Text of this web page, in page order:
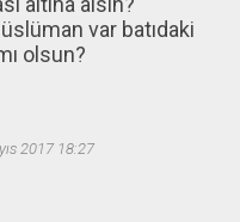
var batıdaki
olsun?
2017 18:27